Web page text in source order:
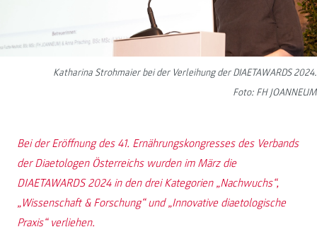
Katharina Strohmaier bei der Verleihung der DIAETAWARDS 2024.
Foto: FH JOANNEUM
Bei der Eröffnung des 41. Ernährungskongresses des Verbands
der Diaetologen Österreichs wurden im März die
DIAETAWARDS 2024 in den drei Kategorien „Nachwuchs“,
„Wissenschaft & Forschung“ und „Innovative diaetologische
Praxis“ verliehen.